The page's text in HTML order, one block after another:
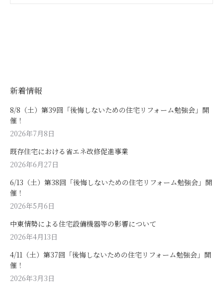
新着情報
8/8（土）第39回「後悔しないための住宅リフォーム勉強会」開
催！
2026年7月8日
既存住宅における省エネ改修促進事業
2026年6月27日
6/13（土）第38回「後悔しないための住宅リフォーム勉強会」開
催！
2026年5月6日
中東情勢による住宅設備機器等の影響について
2026年4月13日
4/11（土）第37回「後悔しないための住宅リフォーム勉強会」開
催！
2026年3月3日